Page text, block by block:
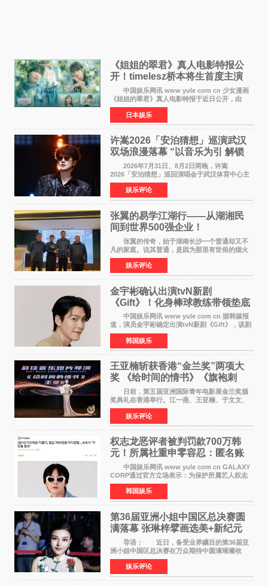
《姐姐的翠君》真人电影特报公
开！timelesz桥本将生首度主演
12月4日上映
中国娱乐网讯 www yule com cn 少女漫画
《姐姐的翠君》真人电影特报于近日公开，由
timelesz成员桥本将生担任主演，这也是他首次
担任电影主演，引发高度关注。 女高中生咲
苗翠（中岛瑠菜
日本娱乐
许嵩2026「安泊猜想」巡演武汉
双场浪漫落幕 “以音乐为引 解锁
江城记忆”
2026年7月31日、8月2日两晚，许嵩
2026「安泊猜想」巡回演唱会于武汉体育中心主
体育场盛大开唱。许嵩与数万歌迷在此相聚，从
浪漫惬意的舞台设计到充满诚意与惊喜的现场互
动，共同开启了一场关于
娱乐评论
张翼的易学江湖行——从湖湘民
间到世界500强企业！
张翼的传奇，始于湖南长沙一个普通却又不
凡的家庭。说其普通，是因为那里有世俗的烟火
气；说其不凡，是因为家中有一位洞悉天地玄机
的长者——他的爷爷。作为当地的风水师，爷爷
是张翼走进易学
娱乐评论
金宇彬确认出演tvN新剧
《Gift》！化身棒球教练带领垫底
球队逆袭
中国娱乐网讯 www yule com cn 据韩媒报
道，演员金宇彬确定出演tvN新剧《Gift》，该剧
预计将于下半年播出，引发观众高度期待。
本剧改编自同名网络漫画，讲述一位经历意外事
故后获得特殊
韩国娱乐
王亚楠斩获香港“金兰奖”两项大
奖 《给时间的情书》《旗袍刺
客》双双获肯定
日前，第五届亚洲国际青年电影展金兰奖颁
奖典礼在香港举行。江一燕、王亚楠、于文文、
李东学等知名演员出席活动。著名演员、导演王
亚楠凭借音乐故事片《给时间的情书》和院线电
影《旗袍刺客》
娱乐评论
权志龙恶评者被判罚款700万韩
元！所属社重申零容忍：匿名账
号也难逃刑责
中国娱乐网讯 www yule com cn GALAXY
CORP通过官方立场表示：为保护所属艺人权志
龙的名誉和权益，将持续对网络上发生的名誉损
害、散布虚假事实、侮辱、恶意诽谤等行为采取
法律应对措施。
韩国娱乐
第36届亚洲小姐中国区总决赛圆
满落幕 张琳梓擘画选美+新纪元
导语： 近日，备受业界瞩目的第36届亚
洲小姐中国区总决赛在万众期待中圆满璀璨收
官。整场盛典汇聚万千芳华，不仅完成了新一届
美丽代言人的加冕选拔，更在行业发展层面带来
颠覆性突破。活动
娱乐评论